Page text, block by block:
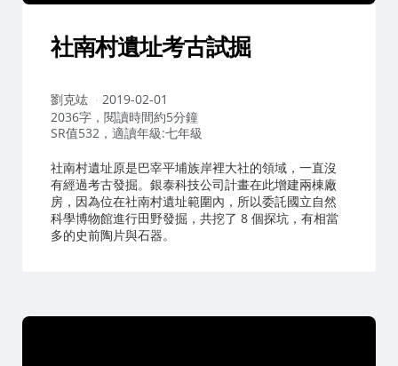
社南村遺址考古試掘
作
者：
劉克竑
2019-02-01
2036字，閱讀時間約5分鐘
SR值532，適讀年級:七年級
社南村遺址原是巴宰平埔族岸裡大社的領域，一直沒
有經過考古發掘。銀泰科技公司計畫在此增建兩棟廠
房，因為位在社南村遺址範圍內，所以委託國立自然
科學博物館進行田野發掘，共挖了 8 個探坑，有相當
多的史前陶片與石器。